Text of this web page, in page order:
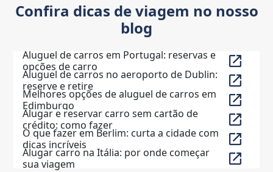
Confira dicas de viagem no nosso
blog
Aluguel de carros em Portugal: reservas e
opções de carro
Aluguel de carros no aeroporto de Dublin:
reserve e retire
Melhores opções de aluguel de carros em
Edimburgo
Alugar e reservar carro sem cartão de
crédito: como fazer
O que fazer em Berlim: curta a cidade com
dicas incríveis
Alugar carro na Itália: por onde começar
sua viagem